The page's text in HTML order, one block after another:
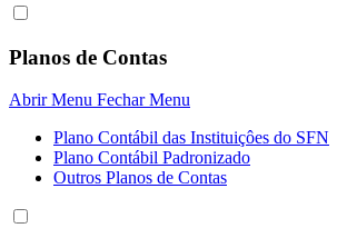
Planos de Contas
Abrir Menu Fechar Menu
Plano Contábil das Instituiçôes do SFN
Plano Contábil Padronizado
Outros Planos de Contas